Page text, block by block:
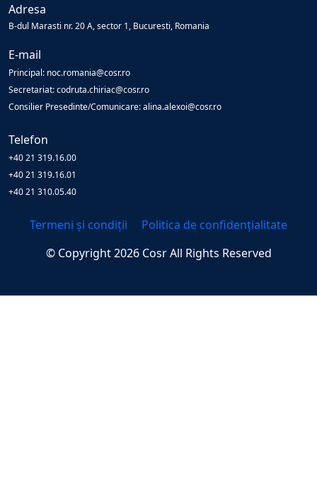
Adresa
B-dul Marasti nr. 20 A, sector 1, Bucuresti, Romania
E-mail
Principal: noc.romania@cosr.ro
Secretariat: codruta.chiriac@cosr.ro
Consilier Presedinte/Comunicare: alina.alexoi@cosr.ro
Telefon
+40 21 319.16.00
+40 21 319.16.01
+40 21 310.05.40
Termeni și condiții
Politica de confidențialitate
© Copyright2026 CosrAll Rights Reserved